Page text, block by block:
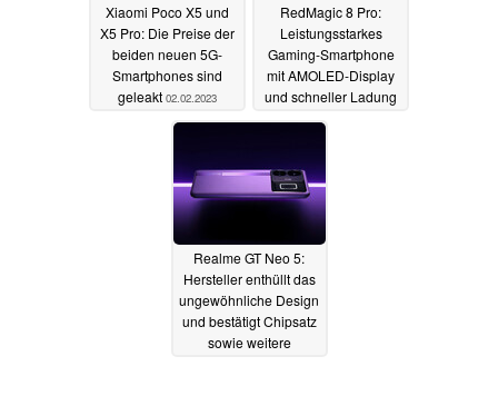
Xiaomi Poco X5 und
X5 Pro: Die Preise der
beiden neuen 5G-
Smartphones sind
geleakt 02.02.2023
RedMagic 8 Pro:
Leistungsstarkes
Gaming-Smartphone
mit AMOLED-Display
und schneller Ladung
Realme GT Neo 5:
Hersteller enthüllt das
ungewöhnliche Design
und bestätigt Chipsatz
sowie weitere